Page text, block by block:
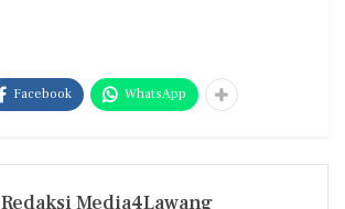
Facebook WhatsApp
Redaksi Media4Lawang